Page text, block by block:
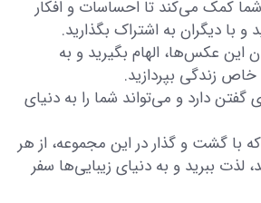
کمک می‌کند تا احساسات و افکار
با دیگران به اشتراک بگذارید.
این عکس‌ها، الهام بگیرید و به
خاص زندگی بپردازید.
دارد و می‌تواند شما را به دنیای
با گشت و گذار در این مجموعه، از هر
لذت ببرید و به دنیای زیبایی‌ها سفر